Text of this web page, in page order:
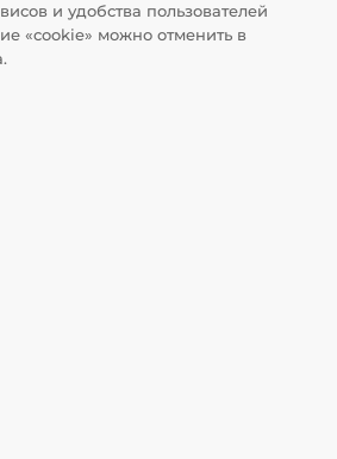
и удобства пользователей
«cookie» можно отменить в